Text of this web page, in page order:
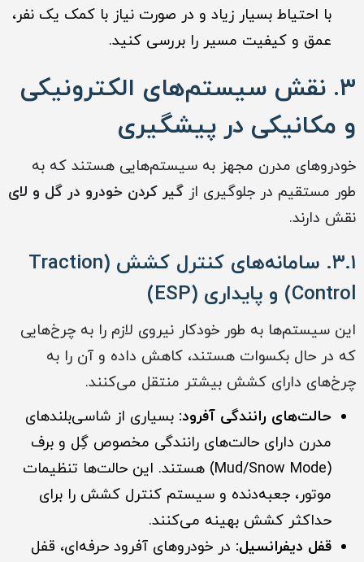
با احتیاط بسیار زیاد و در صورت نیاز با کمک یک نفر،
عمق و کیفیت مسیر را بررسی کنید.
۳. نقش سیستم‌های الکترونیکی
و مکانیکی در پیشگیری
خودروهای مدرن مجهز به سیستم‌هایی هستند که به
طور مستقیم در جلوگیری از گیر کردن خودرو در گل و لای
نقش دارند.
۳.۱. سامانه‌های کنترل کشش (Traction
Control) و پایداری (ESP)
این سیستم‌ها به طور خودکار نیروی لازم را به چرخ‌هایی
که در حال بکسوات هستند، کاهش داده و آن را به
چرخ‌های دارای کشش بیشتر منتقل می‌کنند.
حالت‌های رانندگی آفرود: بسیاری از شاسی‌بلندهای
مدرن دارای حالت‌های رانندگی مخصوص گِل و برف
(Mud/Snow Mode) هستند. این حالت‌ها تنظیمات
موتور، جعبه‌دنده و سیستم کنترل کشش را برای
حداکثر کشش بهینه می‌کنند.
قفل دیفرانسیل: در خودروهای آفرود حرفه‌ای، قفل